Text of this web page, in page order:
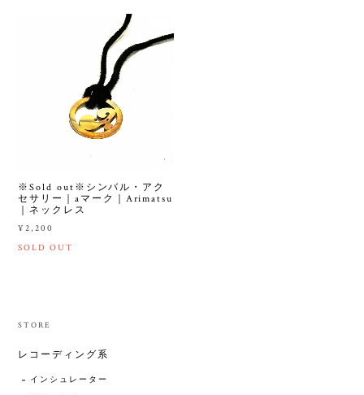
※Sold out※シンバル・アク
セサリー｜aマーク｜Arimatsu
｜ネックレス
¥2,200
SOLD OUT
STORE
レコーディング系
インシュレーター